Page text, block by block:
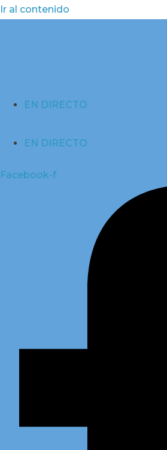
Ir al contenido
EN DIRECTO
EN DIRECTO
Facebook-f